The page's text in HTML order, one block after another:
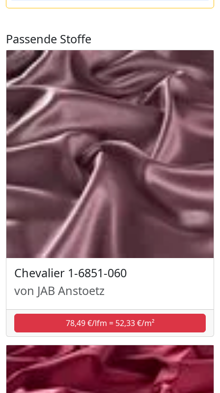
Passende Stoffe
Chevalier 1-6851-060
von JAB Anstoetz
78,49 €/lfm = 52,33 €/m²